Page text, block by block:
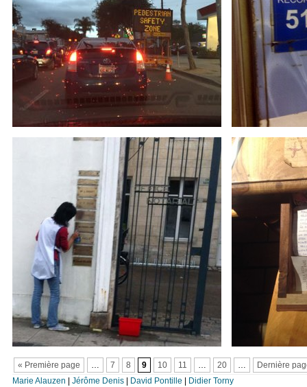
« Première page … 7 8 9 10 11 … 20 …
Dernière
Marie Alauzen
Jérôme Denis| David Pontille Didier Torny